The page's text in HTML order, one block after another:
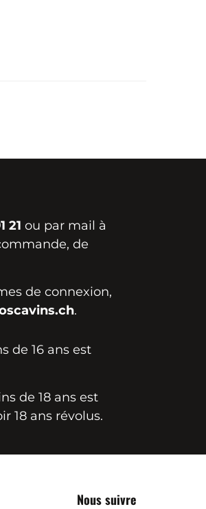
21 ou par mail à
de
de connexion,
.
de 16 ans est
de 18 ans est
18 ans révolus.
Nous suivre